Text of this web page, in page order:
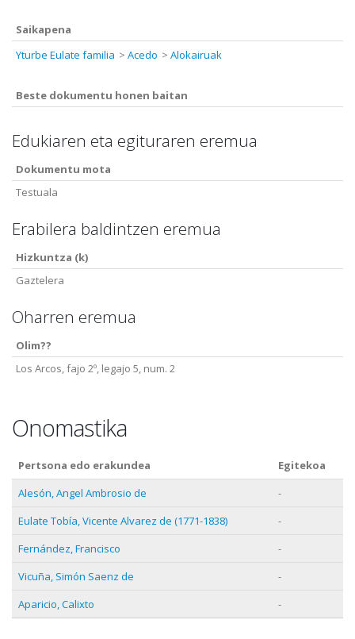
Saikapena
Yturbe Eulate familia
Acedo Alokairuak
Beste dokumentu honen baitan
Edukiaren eta egituraren eremua
Dokumentu mota
Testuala
Erabilera baldintzen eremua
Hizkuntza (k)
Gaztelera
Oharren eremua
Olim??
Los Arcos, fajo 2º, legajo 5, num. 2
Onomastika
Pertsona edo erakundea
Egitekoa
Alesón, Angel Ambrosio de
-
Eulate Tobía, Vicente Alvarez de (1771-1838)
-
Fernández, Francisco
-
Vicuña, Simón Saenz de
-
Aparicio, Calixto
-